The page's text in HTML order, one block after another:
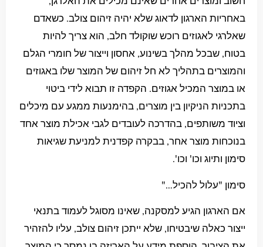
באחריות הארגון לדאוג שלא יהיה זיהום צולב. כשאדם
שאלרגי לאגוזים רוכש שוקולד חלב, הוא צריך להיות
בטוח, שבכל מהלך בשינוע, אחסון וייצור של חומרי הגלם
והמוצרים בתהליך לא חל זיהום של המוצר שלו באגוזים
או במוצר המכיל אגוזים. הקפדה זו תבוא לידי ביטוי
בתכניות הניקיון בין מוצרים, בהימנעות ממגע עם מיכלים
וציוד משותפים, בהדרכה לעובדים לגבי אכילת מוצר אחד
בנוכחות מוצר אחר, בבקרה קפדנית למניעת שגיאות
סימון ותיוג וכו' וכו'.
סימון "עלול להכיל…"
אם הארגון הגיע למסקנה, שאינו מסוגל לעמוד בתנאי
ייצור כאלה שיבטיחו, שלא ייתכן זיהום צולב, עליו להזהיר